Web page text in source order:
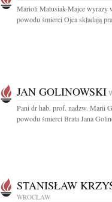
Marioli Matusiak-Majce wyrazy
powodu śmierci Ojca składają
JAN GOLINOWSKI
Pani dr hab. prof. nadzw. Marii
powodu śmierci Brata Jana
STANISŁAW
WROCŁAW